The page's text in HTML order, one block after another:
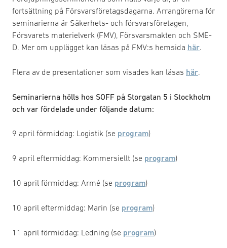
fortsättning på Försvarsföretagsdagarna. Arrangörerna för
seminarierna är Säkerhets- och försvarsföretagen,
Försvarets materielverk (FMV), Försvarsmakten och SME-
D. Mer om upplägget kan läsas på FMV:s hemsida här.
Flera av de presentationer som visades kan läsas här.
Seminarierna hölls hos SOFF på Storgatan 5 i Stockholm
och var fördelade under följande datum:
9 april förmiddag: Logistik (se program)
9 april eftermiddag: Kommersiellt (se program)
10 april förmiddag: Armé (se program)
10 april eftermiddag: Marin (se program)
11 april förmiddag: Ledning (se program)